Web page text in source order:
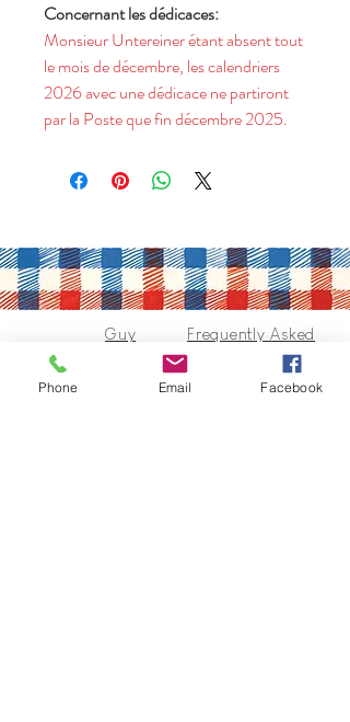
Concernant les dédicaces:
Monsieur Untereiner étant absent tout
le mois de décembre, les calendriers
2026 avec une dédicace ne partiront
par la Poste que fin décembre 2025.
Guy
Untereine
Frequently Asked
Questions
Terms of Sales
Phone Email Facebook